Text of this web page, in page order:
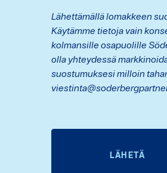
Lähettämällä lomakkeen
Käytämme tietoja vain
kolmansille osapuolille
olla yhteydessä
suostumuksesi milloin
LÄHETÄ